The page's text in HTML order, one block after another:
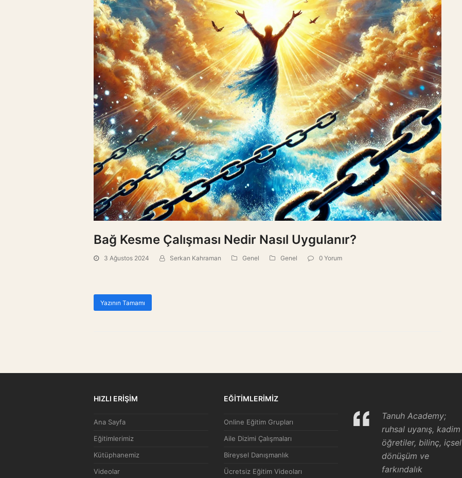
Bağ Kesme Çalışması Nedir Nasıl Uygulanır?
3 Ağustos 2024 Serkan Kahraman Genel Genel 0 Yorum
Yazının Tamamı
HIZLI ERİŞİM
Ana Sayfa
Eğitimlerimiz
Kütüphanemiz
Videolar
EĞİTİMLERİMİZ
Online Eğitim Grupları
Aile Dizimi Çalışmaları
Bireysel Danışmanlık
Ücretsiz Eğitim Videoları
Tanuh Academy;
ruhsal uyanış, kadim
öğretiler, bilinç, içsel
dönüşüm ve
farkındalık